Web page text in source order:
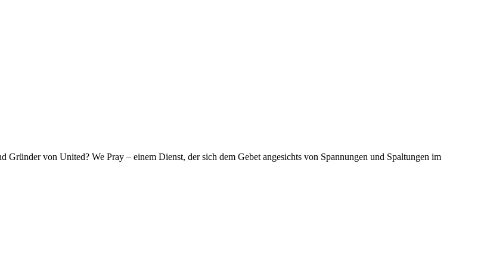
von United? We Pray – einem Dienst, der sich dem Gebet angesichts von Spannungen und Spaltungen im